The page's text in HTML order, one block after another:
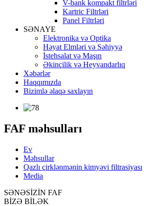
V-bank kompakt filtrləri
Kartric Filtrləri
Panel Filtrləri
SƏNAYE
Elektronika və Optika
Həyat Elmləri və Səhiyyə
İstehsalat və Maşın
Əkinçilik və Heyvandarlıq
Xəbərlər
Haqqımızda
Bizimlə əlaqə saxlayın
FAF məhsulları
Ev
Məhsullar
Qazlı çirklənmənin kimyəvi filtrasiyası
Media
SƏNƏSİZİN FAF
BİZƏ BİLƏK